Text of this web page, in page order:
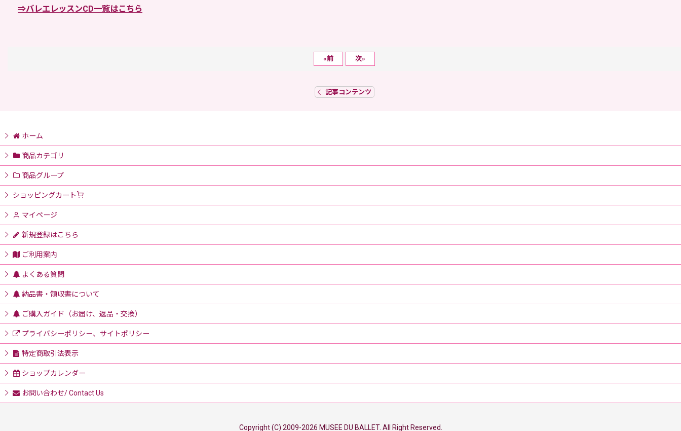
⇒バレエレッスンCD一覧はこちら
«前 次»
記事コンテンツ
ホーム
商品カテゴリ
商品グループ
ショッピングカート
マイページ
新規登録はこちら
ご利用案内
よくある質問
納品書・領収書について
ご購入ガイド（お届け、返品・交換）
プライバシーポリシー、サイトポリシー
特定商取引法表示
ショップカレンダー
お問い合わせ/ Contact Us
Copyright (C) 2009-2026 MUSEE DU BALLET. All Right Reserved.